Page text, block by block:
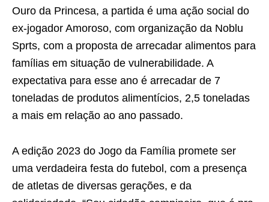
Ouro da Princesa, a partida é uma ação social do
ex-jogador Amoroso, com organização da Noblu
Sprts, com a proposta de arrecadar alimentos para
famílias em situação de vulnerabilidade. A
expectativa para esse ano é arrecadar de 7
toneladas de produtos alimentícios, 2,5 toneladas
a mais em relação ao ano passado.
A edição 2023 do Jogo da Família promete ser
uma verdadeira festa do futebol, com a presença
de atletas de diversas gerações, e da